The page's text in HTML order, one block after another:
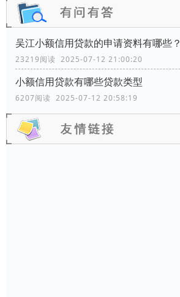
吴江小额信用贷款的申请资料有哪些？
23219阅读 2025-07-12 21:00:20
小额信用贷款有哪些贷款类型
6207阅读 2025-07-12 20:58:19